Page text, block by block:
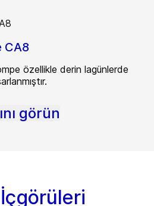
CA8
özellikle derin lagünlerde
görün